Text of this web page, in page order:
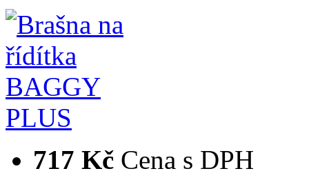
717 Kč Cena s DPH